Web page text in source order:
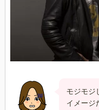
モジモジ
イメージ